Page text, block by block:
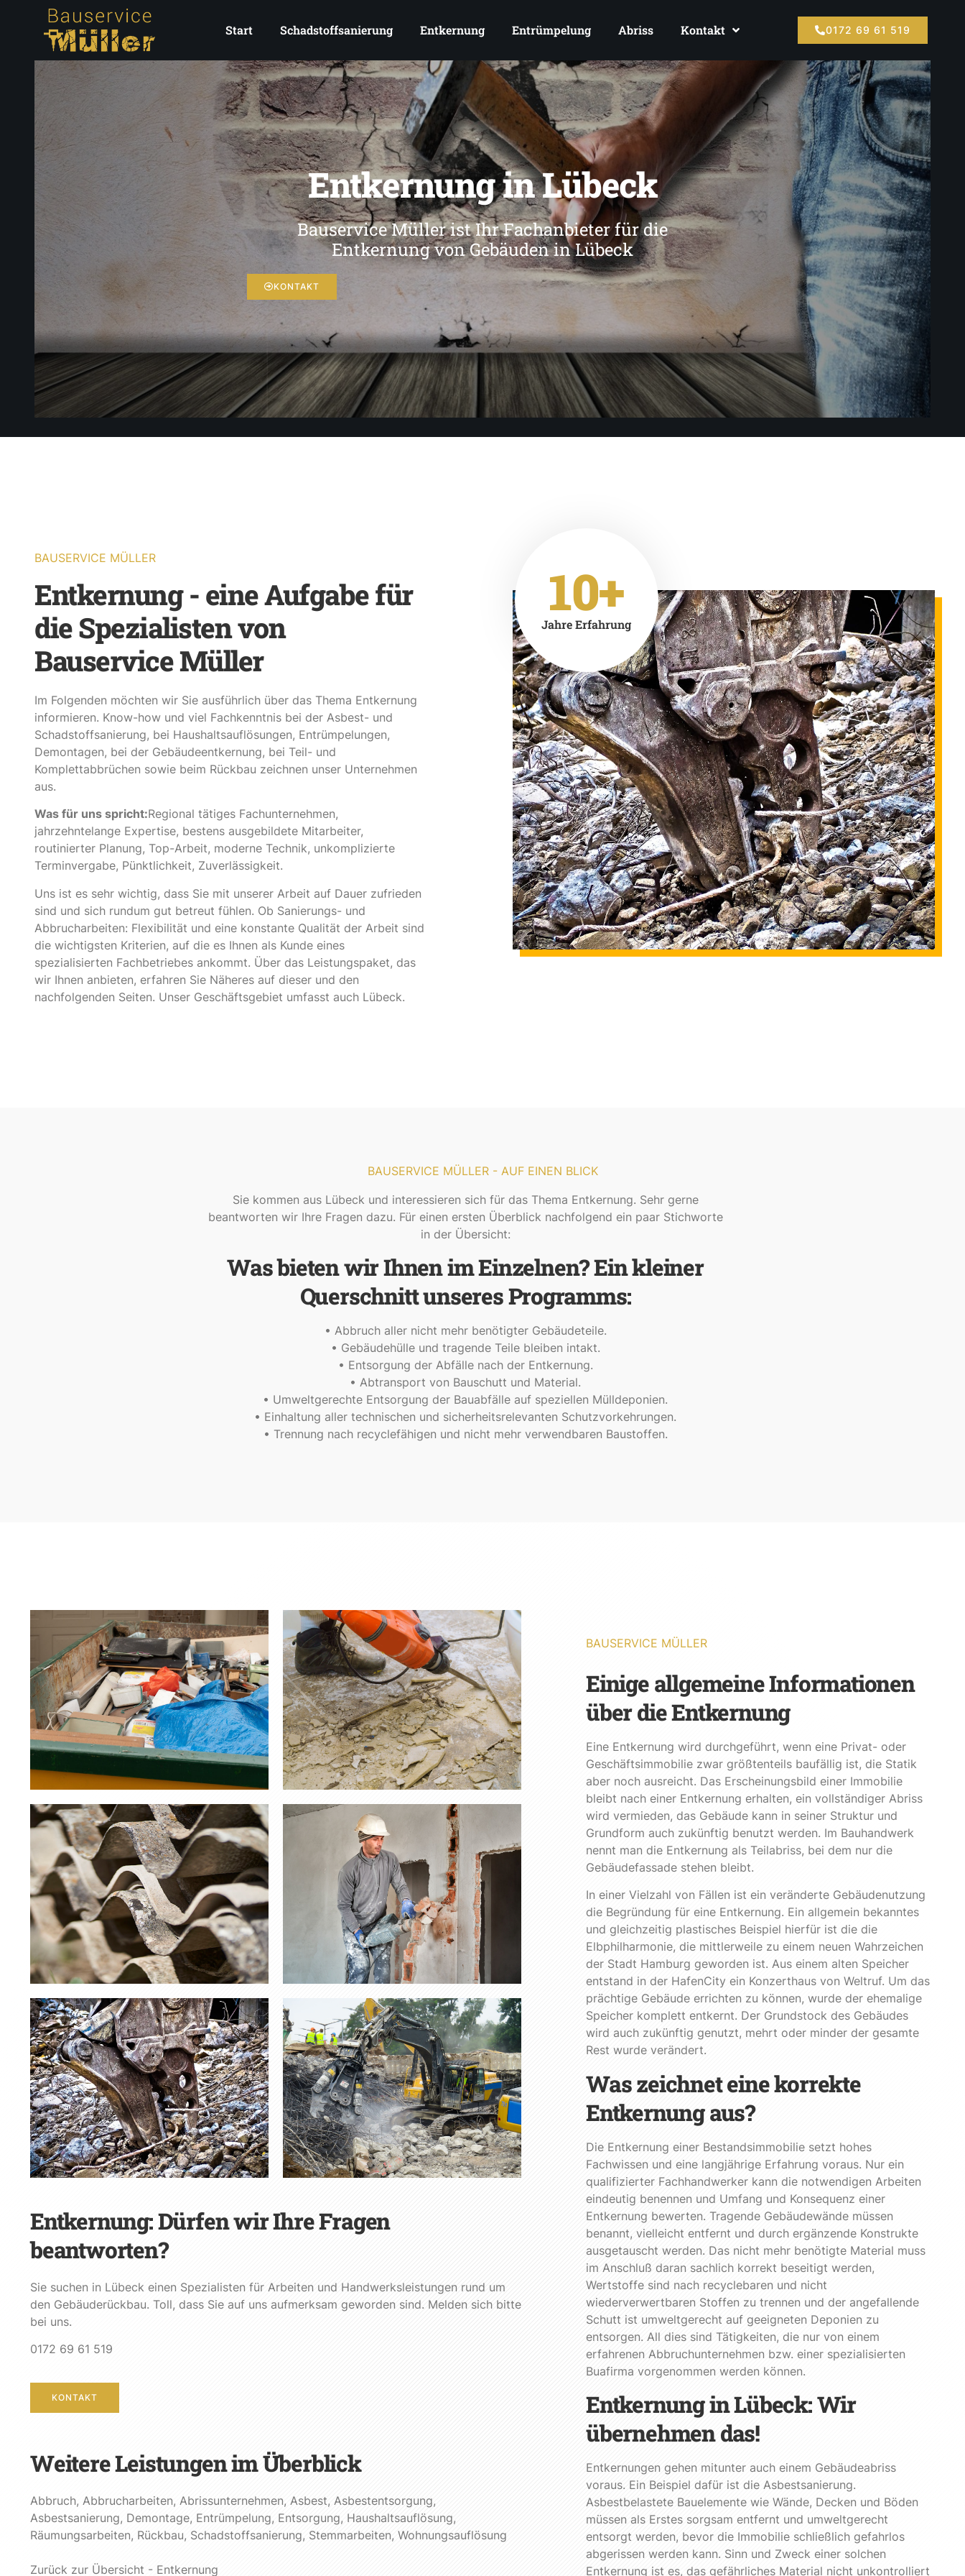
Start Schadstoffsanierung Entkernung Entrümpelung Abriss Kontakt 0172 69 61 519
Entkernung in Lübeck
Bauservice Müller ist Ihr Fachanbieter für die
Entkernung von Gebäuden in Lübeck
KONTAKT
BAUSERVICE MÜLLER
Entkernung - eine Aufgabe für
die Spezialisten von
Bauservice Müller
Im Folgenden möchten wir Sie ausführlich über das Thema Entkernung
informieren. Know-how und viel Fachkenntnis bei der Asbest- und
Schadstoffsanierung, bei Haushaltsauflösungen, Entrümpelungen,
Demontagen, bei der Gebäudeentkernung, bei Teil- und
Komplettabbrüchen sowie beim Rückbau zeichnen unser Unternehmen
aus.
Was für uns spricht:Regional tätiges Fachunternehmen,
jahrzehntelange Expertise, bestens ausgebildete Mitarbeiter,
routinierter Planung, Top-Arbeit, moderne Technik, unkomplizierte
Terminvergabe, Pünktlichkeit, Zuverlässigkeit.
Uns ist es sehr wichtig, dass Sie mit unserer Arbeit auf Dauer zufrieden
sind und sich rundum gut betreut fühlen. Ob Sanierungs- und
Abbrucharbeiten: Flexibilität und eine konstante Qualität der Arbeit sind
die wichtigsten Kriterien, auf die es Ihnen als Kunde eines
spezialisierten Fachbetriebes ankommt. Über das Leistungspaket, das
wir Ihnen anbieten, erfahren Sie Näheres auf dieser und den
nachfolgenden Seiten. Unser Geschäftsgebiet umfasst auch Lübeck.
10+
Jahre Erfahrung
BAUSERVICE MÜLLER - AUF EINEN BLICK
Sie kommen aus Lübeck und interessieren sich für das Thema Entkernung. Sehr gerne
beantworten wir Ihre Fragen dazu. Für einen ersten Überblick nachfolgend ein paar Stichworte
in der Übersicht:
Was bieten wir Ihnen im Einzelnen? Ein kleiner
Querschnitt unseres Programms:
• Abbruch aller nicht mehr benötigter Gebäudeteile.
• Gebäudehülle und tragende Teile bleiben intakt.
• Entsorgung der Abfälle nach der Entkernung.
• Abtransport von Bauschutt und Material.
• Umweltgerechte Entsorgung der Bauabfälle auf speziellen Mülldeponien.
• Einhaltung aller technischen und sicherheitsrelevanten Schutzvorkehrungen.
• Trennung nach recyclefähigen und nicht mehr verwendbaren Baustoffen.
Entkernung: Dürfen wir Ihre Fragen
beantworten?
Sie suchen in Lübeck einen Spezialisten für Arbeiten und Handwerksleistungen rund um
den Gebäuderückbau. Toll, dass Sie auf uns aufmerksam geworden sind. Melden sich bitte
bei uns.
0172 69 61 519
KONTAKT
Weitere Leistungen im Überblick
Abbruch, Abbrucharbeiten, Abrissunternehmen, Asbest, Asbestentsorgung,
Asbestsanierung, Demontage, Entrümpelung, Entsorgung, Haushaltsauflösung,
Räumungsarbeiten, Rückbau, Schadstoffsanierung, Stemmarbeiten, Wohnungsauflösung
Zurück zur Übersicht - Entkernung
BAUSERVICE MÜLLER
Einige allgemeine Informationen
über die Entkernung
Eine Entkernung wird durchgeführt, wenn eine Privat- oder
Geschäftsimmobilie zwar größtenteils baufällig ist, die Statik
aber noch ausreicht. Das Erscheinungsbild einer Immobilie
bleibt nach einer Entkernung erhalten, ein vollständiger Abriss
wird vermieden, das Gebäude kann in seiner Struktur und
Grundform auch zukünftig benutzt werden. Im Bauhandwerk
nennt man die Entkernung als Teilabriss, bei dem nur die
Gebäudefassade stehen bleibt.
In einer Vielzahl von Fällen ist ein veränderte Gebäudenutzung
die Begründung für eine Entkernung. Ein allgemein bekanntes
und gleichzeitig plastisches Beispiel hierfür ist die die
Elbphilharmonie, die mittlerweile zu einem neuen Wahrzeichen
der Stadt Hamburg geworden ist. Aus einem alten Speicher
entstand in der HafenCity ein Konzerthaus von Weltruf. Um das
prächtige Gebäude errichten zu können, wurde der ehemalige
Speicher komplett entkernt. Der Grundstock des Gebäudes
wird auch zukünftig genutzt, mehrt oder minder der gesamte
Rest wurde verändert.
Was zeichnet eine korrekte
Entkernung aus?
Die Entkernung einer Bestandsimmobilie setzt hohes
Fachwissen und eine langjährige Erfahrung voraus. Nur ein
qualifizierter Fachhandwerker kann die notwendigen Arbeiten
eindeutig benennen und Umfang und Konsequenz einer
Entkernung bewerten. Tragende Gebäudewände müssen
benannt, vielleicht entfernt und durch ergänzende Konstrukte
ausgetauscht werden. Das nicht mehr benötigte Material muss
im Anschluß daran sachlich korrekt beseitigt werden,
Wertstoffe sind nach recyclebaren und nicht
wiederverwertbaren Stoffen zu trennen und der angefallende
Schutt ist umweltgerecht auf geeigneten Deponien zu
entsorgen. All dies sind Tätigkeiten, die nur von einem
erfahrenen Abbruchunternehmen bzw. einer spezialisierten
Buafirma vorgenommen werden können.
Entkernung in Lübeck: Wir
übernehmen das!
Entkernungen gehen mitunter auch einem Gebäudeabriss
voraus. Ein Beispiel dafür ist die Asbestsanierung.
Asbestbelastete Bauelemente wie Wände, Decken und Böden
müssen als Erstes sorgsam entfernt und umweltgerecht
entsorgt werden, bevor die Immobilie schließlich gefahrlos
abgerissen werden kann. Sinn und Zweck einer solchen
Entkernung ist es, das gefährliches Material nicht unkontrolliert